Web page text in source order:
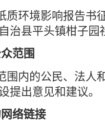
质环境影响报告书
治县平头镇柑子园
范围
围内的公民、法人
提出意见和建议。
络链接